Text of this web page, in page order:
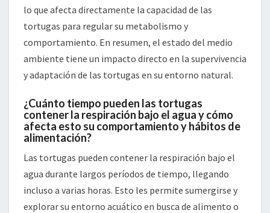
lo que afecta directamente la capacidad de las
tortugas para regular su metabolismo y
comportamiento. En resumen, el estado del medio
ambiente tiene un impacto directo en la supervivencia
y adaptación de las tortugas en su entorno natural.
¿Cuánto tiempo pueden las tortugas
contener la respiración bajo el agua y cómo
afecta esto su comportamiento y hábitos de
alimentación?
Las tortugas pueden contener la respiración bajo el
agua durante largos períodos de tiempo, llegando
incluso a varias horas. Esto les permite sumergirse y
explorar su entorno acuático en busca de alimento o